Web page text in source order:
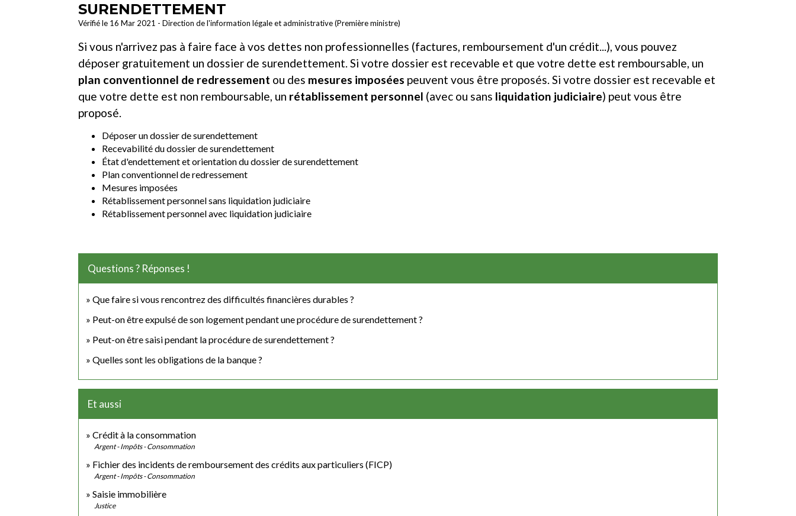
SURENDETTEMENT
Vérifié le 16 Mar 2021 - Direction de l'information légale et administrative (Première ministre)
Si vous n'arrivez pas à faire face à vos dettes non professionnelles (factures, remboursement d'un crédit...), vous pouvez
déposer gratuitement un dossier de surendettement. Si votre dossier est recevable et que votre dette est remboursable, un
plan conventionnel de redressement ou des mesures imposées peuvent vous être proposés. Si votre dossier est recevable et
que votre dette est non remboursable, un rétablissement personnel (avec ou sans liquidation judiciaire) peut vous être
proposé.
Déposer un dossier de surendettement
Recevabilité du dossier de surendettement
État d'endettement et orientation du dossier de surendettement
Plan conventionnel de redressement
Mesures imposées
Rétablissement personnel sans liquidation judiciaire
Rétablissement personnel avec liquidation judiciaire
Questions ? Réponses !
Que faire si vous rencontrez des difficultés financières durables ?
Peut-on être expulsé de son logement pendant une procédure de surendettement ?
Peut-on être saisi pendant la procédure de surendettement ?
Quelles sont les obligations de la banque ?
Et aussi
Crédit à la consommation
Argent - Impôts - Consommation
Fichier des incidents de remboursement des crédits aux particuliers (FICP)
Argent - Impôts - Consommation
Saisie immobilière
Justice